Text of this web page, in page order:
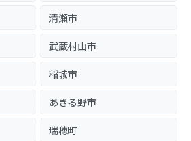
清瀬市
武蔵村山市
稲城市
あきる野市
瑞穂町